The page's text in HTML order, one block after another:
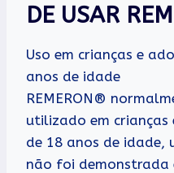
DE USAR
Uso em crianças e
anos de idade
REMERON®
utilizado em crianças
de 18 anos de idade,
não foi demonstrada